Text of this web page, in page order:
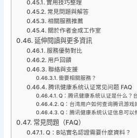
實用技巧整理
常見問題與解答
相關服務推薦
關於作者金成工作室
延伸閱讀與更多資訊
服務優勢對比
用戶回饋
聯絡與支援
需要相關服務？
腾讯健康系统认证常见问题 FAQ
Q：腾讯健康系统认证是什么？
Q：台湾用户如何查询腾讯游戏
Q：腾讯健康系统认证信息可以
常見問題（FAQ）
Q：B站實名認證需要什麼資料？